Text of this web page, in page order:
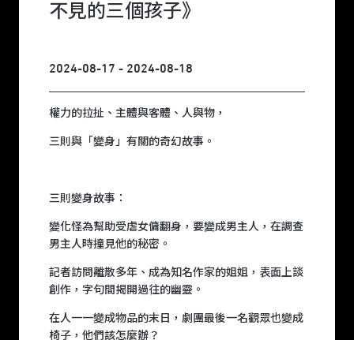
不見的三個孩子》
2024-08-17 - 2024-08-18
權力的拉扯、主體與客體、人與物，
三則與「變身」有關的奇幻故事。
三則變身故事：
變化怪為幫助受虐女傭翻身，要變成男主人，在調查
男主人時撞見他的秘密。
記者訪問離散多年、成為知名作家的姐姐，表面上談
創作，字句間揭開過往的幽靈。
在人一一變成物品的末日，劇團最後一名觀眾也變成
椅子，他們該怎麼辦？